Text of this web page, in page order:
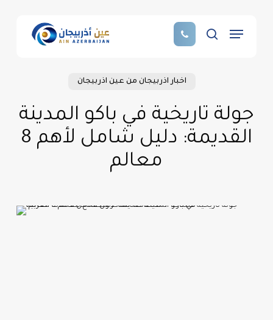
search
Menu
اخبار اذربيجان من عين اذربيجان
جولة تاريخية في باكو المدينة
القديمة: دليل شامل لأهم 8
معالم